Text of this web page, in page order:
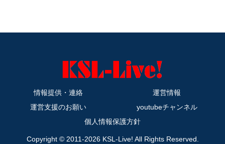
情報提供・連絡
運営情報
運営支援のお願い
youtubeチャンネル
個人情報保護方針
Copyright © 2011-2026 KSL-Live! All Rights Reserved.